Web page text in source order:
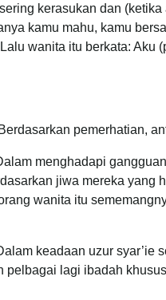
kerasukan dan
kamu mahu, kamu
wanita itu berkata: Aku
Berdasarkan pemerhatian,
menghadapi
jiwa mereka yang
wanita itu
keadaan uzur
pelbagai lagi ibadah